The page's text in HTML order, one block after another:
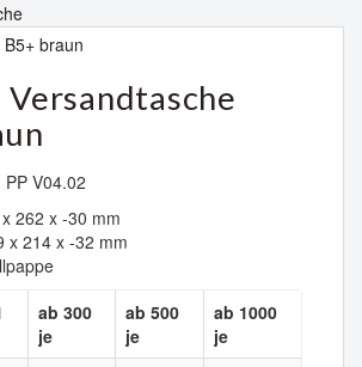
Versandtasche
V04.02
262 x -30 mm
x 214 x -32 mm
ab 300
je
ab 500
je
ab 1000
je